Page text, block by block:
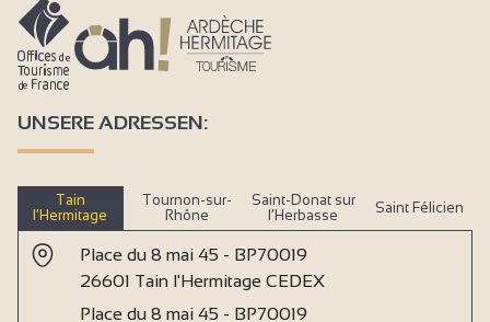
UNSERE ADRESSEN:
Tain
l’Hermitage
Tournon-sur-
Rhône
Saint-Donat sur
l’Herbasse
Saint Félicien
Place du 8 mai 45 - BP70019
26601 Tain l'Hermitage CEDEX
Place du 8 mai 45 - BP70019